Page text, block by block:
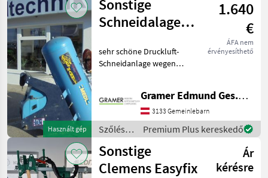
Infaco
Használt gép
Sonstige
Schneidalage
1.640
€
ÁFA nem
érvényesíthető
sehr schöne Druckluft-
Schneidanlage wegen
Hochleistungekompressor,
Warungseinheit,
Druckregler,
Sicherheitsventil; auch mit
Schlaucht
Gramer Edmund Ges.m.b.H.
3133 Gemeinlebarn
Szőlészeti
gépek /
Sonstige
Premium Plus kereskedő
Sonstige
Clemens Easyfix
Ár
kérésre